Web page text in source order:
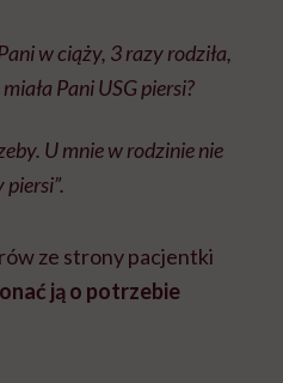
w ciąży, 3 razy rodziła,
Pani USG piersi?
U mnie w rodzinie nie
ze strony pacjentki
ją o potrzebie